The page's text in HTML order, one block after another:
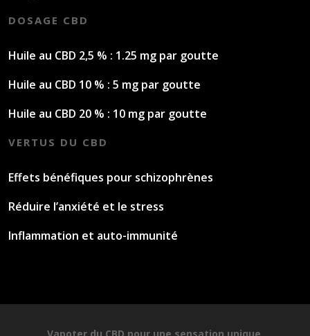
DOSAGE CBD
Huile au CBD 2,5 % : 1.25 mg par goutte
Huile au CBD 10 % : 5 mg par goutte
Huile au CBD 20 % : 10 mg par goutte
VERTUS DU CBD
Effets bénéfiques pour schizophrènes
Réduire l’anxiété et le stress
Inflammation et auto-immunité